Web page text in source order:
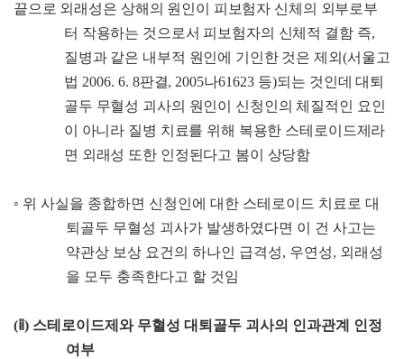
끝으로 외래성은 상해의 원인이 피보험자 신체의 외부로부
터 작용하는 것으로서 피보험자의 신체적 결함 즉,
질병과 같은 내부적 원인에 기인한 것은 제외 (서울고
법 2006. 6. 8판결, 2005나61623 등)되는 것인데 대퇴
골두 무혈성 괴사의 원인이 신청인의 체질적인 요인
이
아니라 질병 치료를 위해 복용한 스테로이드제라
면 외래성 또한 인정된다고 봄이 상당함
◦ 위 사실을 종합하면 신청인에 대한 스테로이드 치료로 대
퇴골두 무혈성 괴사가 발생하였다면 이 건 사고는
약관상 보상 요건의 하나인 급격성, 우연성, 외래성
을 모두 충족한다고 할 것임
(ⅱ) 스테로이드제와 무혈성 대퇴골두 괴사의 인과관계 인정
여부